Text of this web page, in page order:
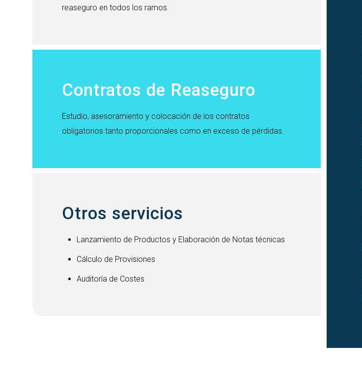
reaseguro en todos los ramos.
Contratos de Reaseguro
Estudio, asesoramiento y colocación de los contratos
obligatorios tanto proporcionales como en exceso de pérdidas.
Otros servicios
Lanzamiento de Productos y Elaboración de Notas técnicas
Cálculo de Provisiones
Auditoría de Costes